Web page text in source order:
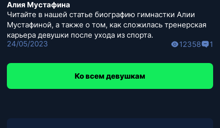
Алия Мустафина
Читайте в нашей статье биографию гимнастки Алии
Мустафиной, а также о том, как сложилась тренерская
карьера девушки после ухода из спорта.
24/05/2023
12358 1
Ко всем девушкам